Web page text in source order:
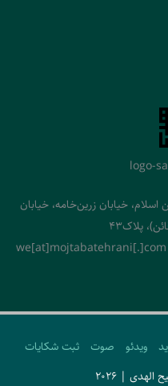
خیابان زرین‌خامه، خیابان
پلاک43
we[at]mojtabatehrani[.]com
ویدئو صوت
ثبت شکایات
| 2026